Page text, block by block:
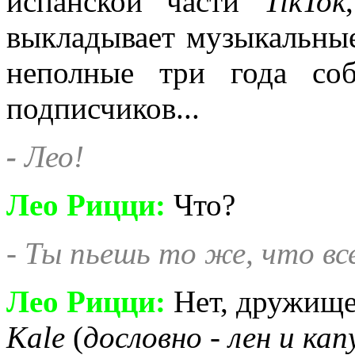
выкладывает
неполные три года
подписчиков...
-Лео!
Лео Рицци: Что?
- Ты пьешь то же, что
Лео Рицци: Нет,
Kale (дословно - лен и